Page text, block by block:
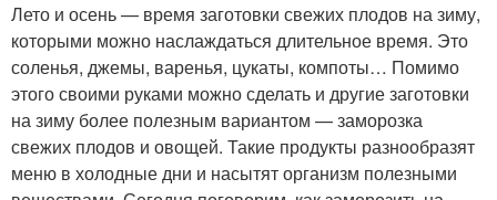
Лето и осень — время заготовки свежих плодов на зиму,
которыми можно наслаждаться длительное время. Это
соленья, джемы, варенья, цукаты, компоты… Помимо
этого своими руками можно сделать и другие заготовки
на зиму более полезным вариантом — заморозка
свежих плодов и овощей. Такие продукты разнообразят
меню в холодные дни и насытят организм полезными